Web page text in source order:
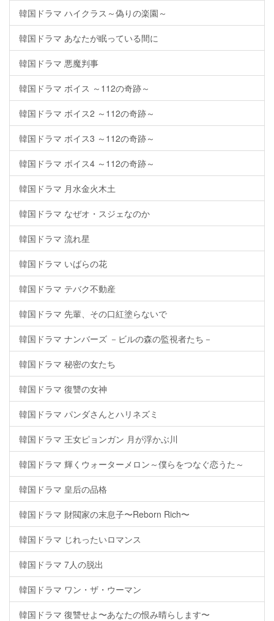
韓国ドラマ ハイクラス～偽りの楽園～
韓国ドラマ あなたが眠っている間に
韓国ドラマ 悪魔判事
韓国ドラマ ボイス ～112の奇跡～
韓国ドラマ ボイス2 ～112の奇跡～
韓国ドラマ ボイス3 ～112の奇跡～
韓国ドラマ ボイス4 ～112の奇跡～
韓国ドラマ 月水金火木土
韓国ドラマ なぜオ・スジェなのか
韓国ドラマ 流れ星
韓国ドラマ いばらの花
韓国ドラマ テバク不動産
韓国ドラマ 先輩、その口紅塗らないで
韓国ドラマ ナンバーズ －ビルの森の監視者たち－
韓国ドラマ 秘密の女たち
韓国ドラマ 復讐の女神
韓国ドラマ パンダさんとハリネズミ
韓国ドラマ 王女ピョンガン 月が浮かぶ川
韓国ドラマ 輝くウォーターメロン～僕らをつなぐ恋うた～
韓国ドラマ 皇后の品格
韓国ドラマ 財閥家の末息子〜Reborn Rich〜
韓国ドラマ じれったいロマンス
韓国ドラマ 7人の脱出
韓国ドラマ ワン・ザ・ウーマン
韓国ドラマ 復讐せよ〜あなたの恨み晴らします〜